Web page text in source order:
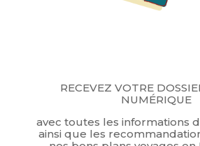
RECEVEZ VOTRE
NUMÉRIQUE
avec toutes les informations
ainsi que les